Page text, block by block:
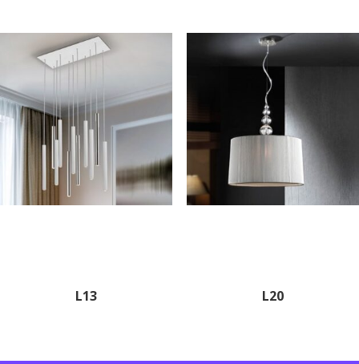
L13 L20